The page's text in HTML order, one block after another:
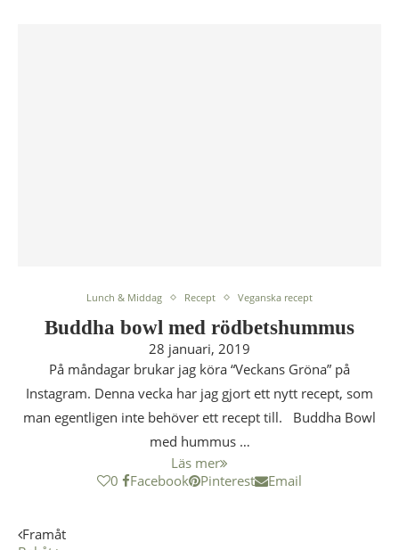
Lunch & Middag Recept Veganska recept
Buddha bowl med rödbetshummus
28 januari, 2019
På måndagar brukar jag köra “Veckans Gröna” på
Instagram. Denna vecka har jag gjort ett nytt recept, som
man egentligen inte behöver ett recept till. Buddha Bowl
med hummus …
Läs mer
0
Facebook Pinterest Email
Framåt